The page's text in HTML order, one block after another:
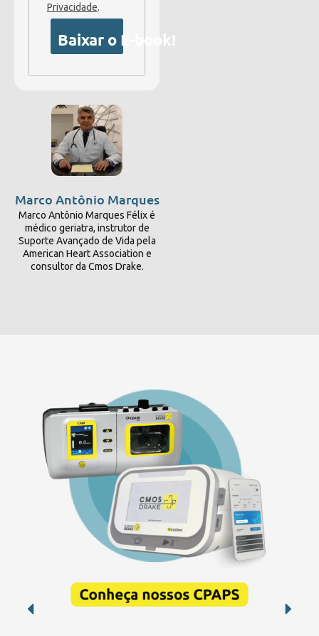
Privacidade.
Baixar o E-book!
Marco Antônio Marques
Marco Antônio Marques Félix é
médico geriatra, instrutor de
Suporte Avançado de Vida pela
American Heart Association e
consultor da Cmos Drake.